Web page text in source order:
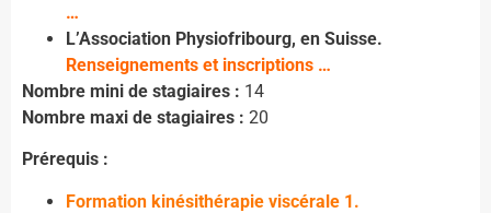
…
L’Association Physiofribourg, en Suisse.
Renseignements et inscriptions …
Nombre mini de stagiaires : 14
Nombre maxi de stagiaires : 20
Prérequis :
Formation kinésithérapie viscérale 1.